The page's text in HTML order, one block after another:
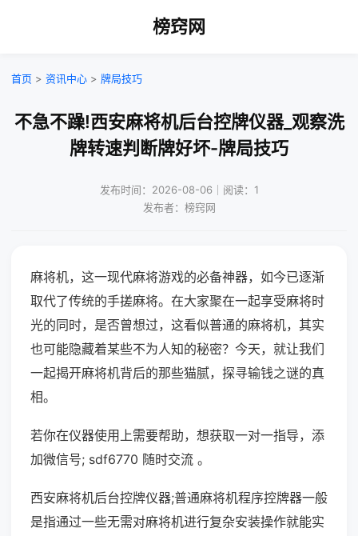
榜窍网
首页 > 资讯中心 > 牌局技巧
不急不躁!西安麻将机后台控牌仪器_观察洗
牌转速判断牌好坏-牌局技巧
发布时间：2026-08-06｜阅读：1
发布者：榜窍网
麻将机，这一现代麻将游戏的必备神器，如今已逐渐
取代了传统的手搓麻将。在大家聚在一起享受麻将时
光的同时，是否曾想过，这看似普通的麻将机，其实
也可能隐藏着某些不为人知的秘密？今天，就让我们
一起揭开麻将机背后的那些猫腻，探寻输钱之谜的真
相。
若你在仪器使用上需要帮助，想获取一对一指导，添
加微信号; sdf6770 随时交流 。
西安麻将机后台控牌仪器;普通麻将机程序控牌器一般
是指通过一些无需对麻将机进行复杂安装操作就能实